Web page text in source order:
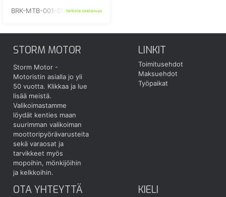
BRK-MTB-001-00-GRtarkista saatavuus
STORM MOTOR
Storm Motor -
Motoristin asialla jo yli
50 vuotta. Klikkaa ja lue
lisää meistä.
Valikoimastamme
löydät kenties maan
suurimman valikoiman
moottoripyörävarusteita
sekä varaosat ja
tarvikkeet myös
mopoihin, mönkijöihin
ja kelkkoihin.
LINKIT
Toimitusehdot
Maksuehdot
Työpaikat
OTA YHTEYTTÄ KIELI